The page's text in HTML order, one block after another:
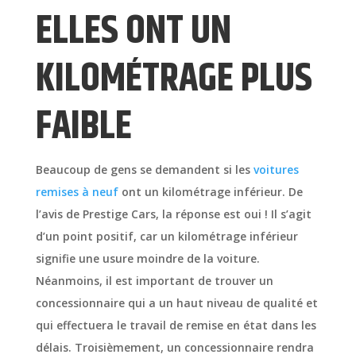
ELLES ONT UN
KILOMÉTRAGE PLUS
FAIBLE
Beaucoup de gens se demandent si les voitures
remises à neufont un kilométrage inférieur. De
l’avis de Prestige Cars, la réponse est oui ! Il s’agit
d’un point positif, car un kilométrage inférieur
signifie une usure moindre de la voiture.
Néanmoins, il est important de trouver un
concessionnaire qui a un haut niveau de qualité et
qui effectuera le travail de remise en état dans les
délais. Troisièmement, un concessionnaire rendra